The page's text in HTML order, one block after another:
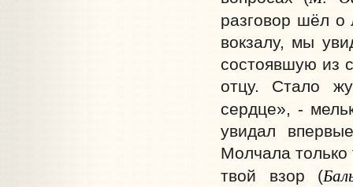
разговор шёл о
вокзалу, мы
состоявшую из
отцу. Стало
сердце», -
увидал
Молчала
твой взор (